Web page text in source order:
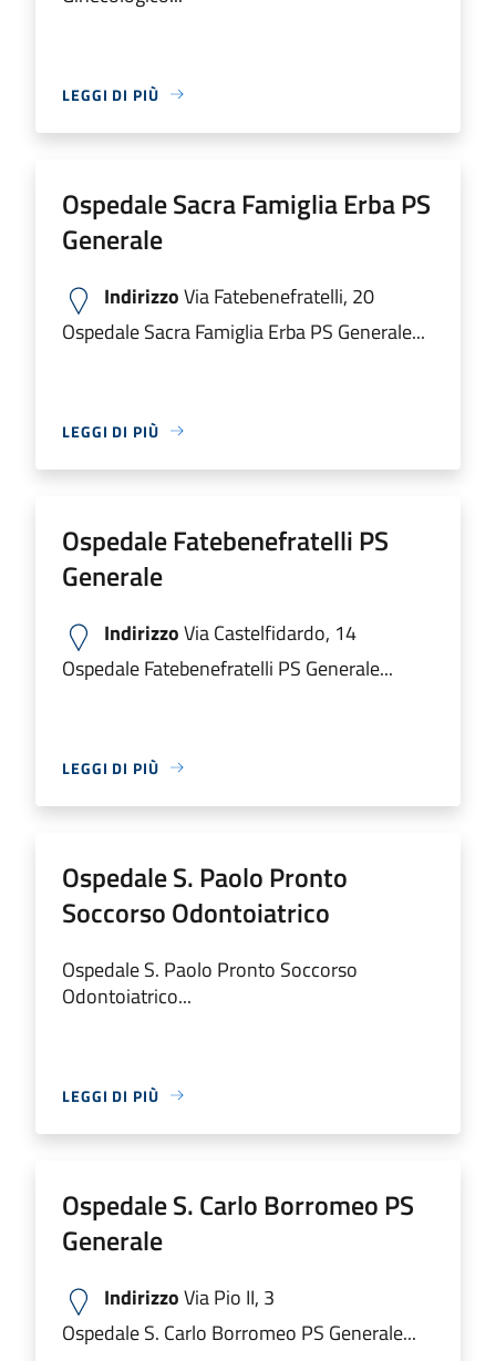
LEGGI DI PIÙ
Ospedale Sacra Famiglia Erba PS
Generale
IndirizzoVia Fatebenefratelli, 20
Ospedale Sacra Famiglia Erba PS Generale...
LEGGI DI PIÙ
Ospedale Fatebenefratelli PS
Generale
IndirizzoVia Castelfidardo, 14
Ospedale Fatebenefratelli PS Generale...
LEGGI DI PIÙ
Ospedale S. Paolo Pronto
Soccorso Odontoiatrico
Ospedale S. Paolo Pronto Soccorso
Odontoiatrico...
LEGGI DI PIÙ
Ospedale S. Carlo Borromeo PS
Generale
IndirizzoVia Pio II, 3
Ospedale S. Carlo Borromeo PS Generale...